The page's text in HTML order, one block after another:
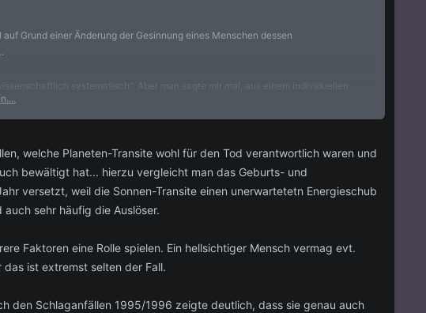
Grund einer Änderung der Gesinnung eines Menschen dessen
systematisch". Aber man sagte mir mal, aus einem individuellen
in Astrobüchern dazu nachgeforscht.
welche Planeten-Transite wohl für den Tod verantwortlich waren und
bewältigt hat... hierzu vergleicht man das Geburts- und
versetzt, weil die Sonnen-Transite einen unerwartetetn Energieschub
sehr häufig die Auslöser.
Faktoren eine Rolle spielen. Ein hellsichtiger Mensch vermag evt.
das ist extremst selten der Fall.
den Schlaganfällen 1995/1996 zeigte deutlich, dass sie genau auch